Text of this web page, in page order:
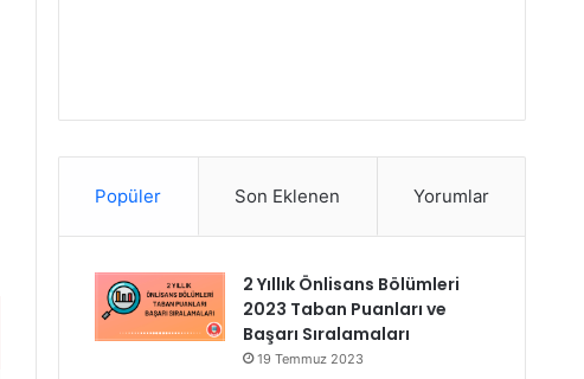
Popüler Son Eklenen Yorumlar
2 Yıllık Önlisans Bölümleri
2023 Taban Puanları ve
Başarı Sıralamaları
19 Temmuz 2023